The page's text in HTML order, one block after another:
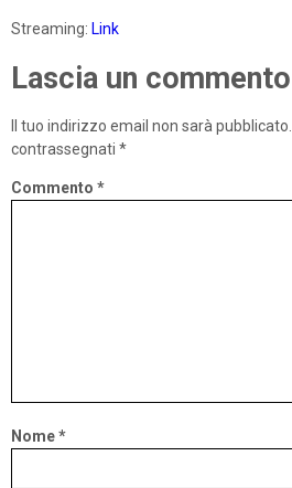
Streaming: Link
Lascia un commento
Il tuo indirizzo email non sarà pubblicato.
contrassegnati *
Commento *
Nome*